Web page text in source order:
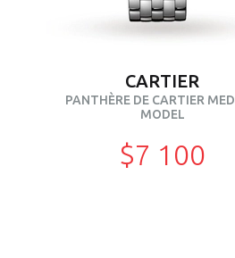
CARTIER
PANTHÈRE DE CARTIER
MODEL
$7 100